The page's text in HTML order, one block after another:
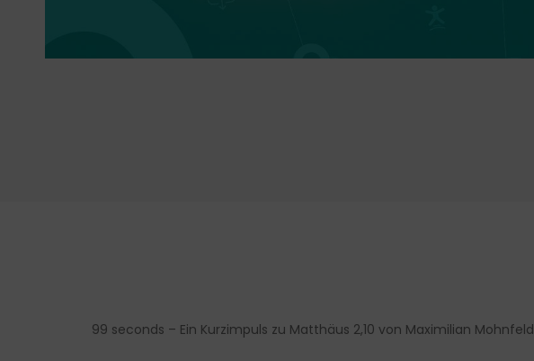
99 seconds – Ein Kurzimpuls zu Matthäus 2,10 von Maximilian Mohnfeld